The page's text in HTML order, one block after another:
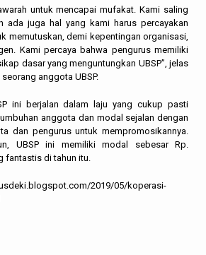
untuk mencapai mufakat. Kami saling
ada juga hal yang kami harus percayakan
memutuskan, demi kepentingan organisasi,
Kami percaya bahwa pengurus memiliki
dasar yang menguntungkan UBSP”, jelas
anggota UBSP.
ini berjalan dalam laju yang cukup pasti
anggota dan modal sejalan dengan
dan pengurus untuk mempromosikannya.
UBSP ini memiliki modal sebesar Rp.
fantastis di tahun itu.
2019/05/koperasi-